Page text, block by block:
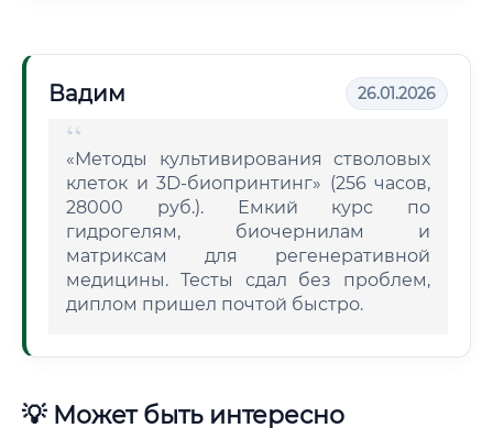
Вадим 26.01.2026
«Методы культивирования стволовых
клеток и 3D-биопринтинг» (256 часов,
28000 руб.). Емкий курс по
гидрогелям, биочернилам и
матриксам для регенеративной
медицины. Тесты сдал без проблем,
диплом пришел почтой быстро.
💡 Может быть интересно